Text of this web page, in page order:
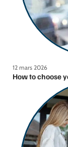
12 mars 2026
How to choose